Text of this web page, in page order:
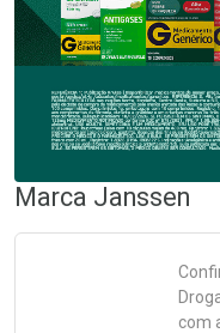
Marca Janssen
com